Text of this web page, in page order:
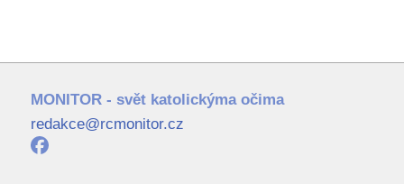
MONITOR - svět katolickýma očima
redakce@rcmonitor.cz